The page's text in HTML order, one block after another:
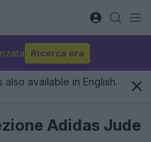
Ricerca ora
available in English.
Adidas Jude